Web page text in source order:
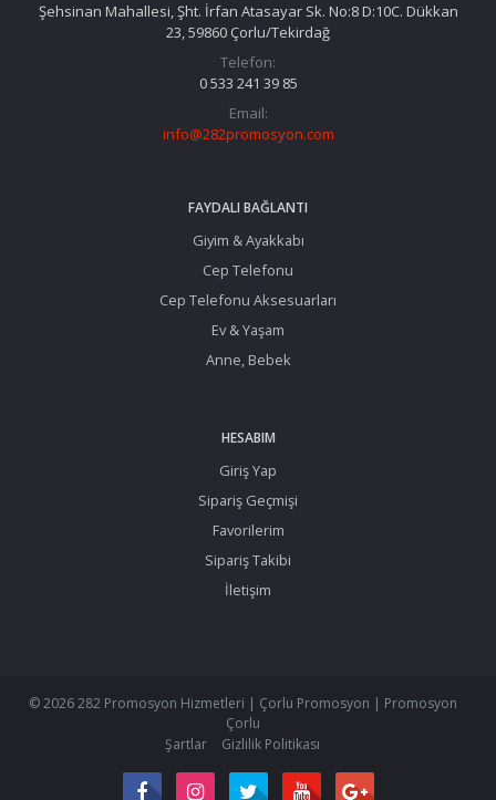
Şehsinan Mahallesi, Şht. İrfan Atasayar Sk. No:8 D:10C. Dükkan
23, 59860 Çorlu/Tekirdağ
Telefon:
0 533 241 39 85
Email:
info@282promosyon.com
FAYDALI BAĞLANTI
Giyim & Ayakkabı
Cep Telefonu
Cep Telefonu Aksesuarları
Ev & Yaşam
Anne, Bebek
HESABIM
Giriş Yap
Sipariş Geçmişi
Favorilerim
Sipariş Takibi
İletişim
© 2026 282 Promosyon Hizmetleri | Çorlu Promosyon | Promosyon
Çorlu
Şartlar
Gizlilik Politikası